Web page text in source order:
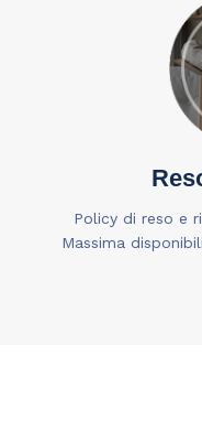
Policy di reso e
Massima